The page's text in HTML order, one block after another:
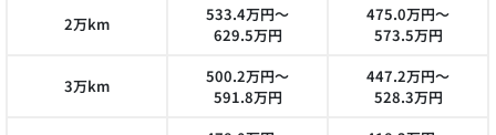
2万km
533.4万円～
629.5万円
475.0万円～
573.5万円
3万km
500.2万円～
591.8万円
447.2万円～
528.3万円